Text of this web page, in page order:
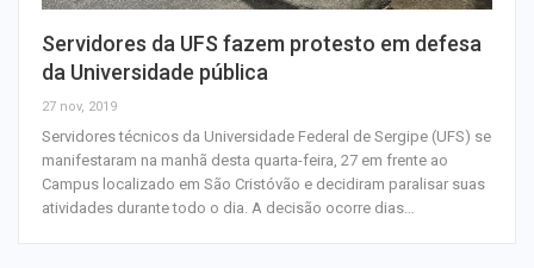
Servidores da UFS fazem protesto em defesa
da Universidade pública
27 nov, 2019
Servidores técnicos da Universidade Federal de Sergipe (UFS) se
manifestaram na manhã desta quarta-feira, 27 em frente ao
Campus localizado em São Cristóvão e decidiram paralisar suas
atividades durante todo o dia. A decisão ocorre dias…